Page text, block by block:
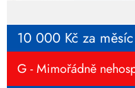
10 000 Kč za měsíc
G - Mimořádně